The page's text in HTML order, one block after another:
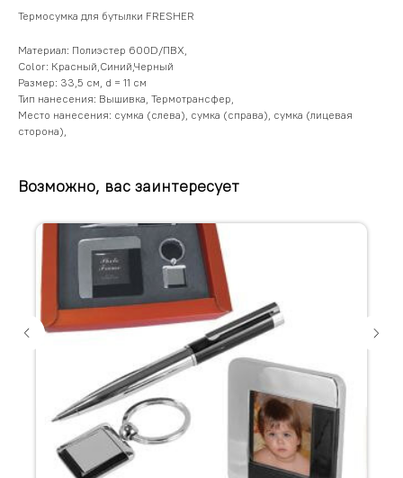
Термосумка для бутылки FRESHER
Материал: Полиэстер 600D/ПВХ,
Color: Красный,Синий,Черный
Размер: 33,5 см, d = 11 см
Тип нанесения: Вышивка, Термотрансфер,
Место нанесения: сумка (слева), сумка (справа), сумка (лицевая
сторона),
Возможно, вас заинтересует